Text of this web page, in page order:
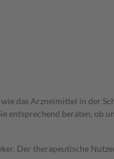
das Arzneimittel in der
entsprechend beraten, ob
Der therapeutische